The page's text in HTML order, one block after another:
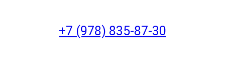
+7 (978) 835-87-30